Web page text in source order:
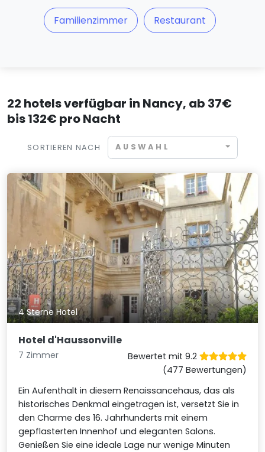
Familienzimmer Restaurant
22 hotels verfügbar in Nancy, ab 37€
bis 132€ pro Nacht
SORTIEREN NACH AUSWAHL
4 Sterne Hotel
Hotel d'Haussonville
7 Zimmer
Bewertet mit 9.2
(477 Bewertungen)
Ein Aufenthalt in diesem Renaissancehaus, das als
historisches Denkmal eingetragen ist, versetzt Sie in
den Charme des 16. Jahrhunderts mit einem
gepflasterten Innenhof und eleganten Salons.
Genießen Sie eine ideale Lage nur wenige Minuten